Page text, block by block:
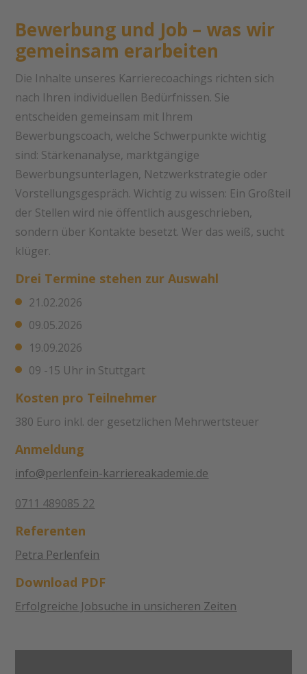
Bewerbung und Job – was wir
gemeinsam erarbeiten
Die Inhalte unseres Karrierecoachings richten sich
nach Ihren individuellen Bedürfnissen. Sie
entscheiden gemeinsam mit Ihrem
Bewerbungscoach, welche Schwerpunkte wichtig
sind: Stärkenanalyse, marktgängige
Bewerbungsunterlagen, Netzwerkstrategie oder
Vorstellungsgespräch. Wichtig zu wissen: Ein Großteil
der Stellen wird nie öffentlich ausgeschrieben,
sondern über Kontakte besetzt. Wer das weiß, sucht
klüger.
Drei Termine stehen zur Auswahl
21.02.2026
09.05.2026
19.09.2026
09 -15 Uhr in Stuttgart
Kosten pro Teilnehmer
380 Euro inkl. der gesetzlichen Mehrwertsteuer
Anmeldung
info@perlenfein-karriereakademie.de
0711 489085 22
Referenten
Petra Perlenfein
Download PDF
Erfolgreiche Jobsuche in unsicheren Zeiten